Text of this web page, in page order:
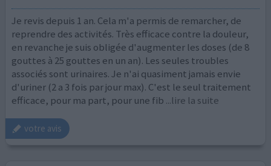
Je revis depuis 1 an. Cela m'a permis de remarcher, de
reprendre des activités. Très efficace contre la douleur,
en revanche je suis obligée d'augmenter les doses (de 8
gouttes à 25 gouttes en un an). Les seules troubles
associés sont urinaires. Je n'ai quasiment jamais envie
d'uriner (2 a 3 fois par jour max). C'est le seul traitement
efficace, pour ma part, pour une fib ...lire la suite
votre avis